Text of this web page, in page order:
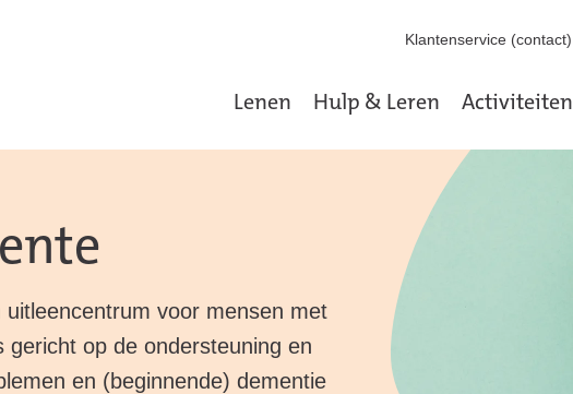
Lenen Hulp & Leren Activiteiten
Klantenservice (contact)
voor mensen met
op de ondersteuning en
en (beginnende) dementie